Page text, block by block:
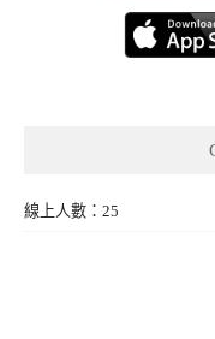
線上人數：25